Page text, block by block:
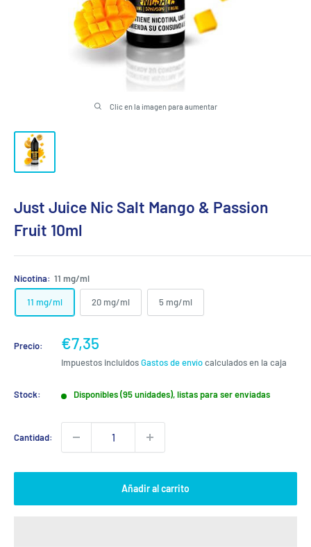
Clic en la imagen para aumentar
Just Juice Nic Salt Mango & Passion
Fruit 10ml
Nicotina: 11 mg/ml
11 mg/ml 20 mg/ml 5 mg/ml
Precio:
Precio
de
venta
€7,35
Impuestos incluidosGastos de envíocalculados en la caja
Stock: Disponibles (95 unidades), listas para ser enviadas
Cantidad:
Añadir al carrito